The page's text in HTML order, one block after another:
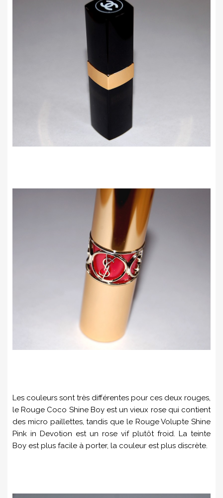
Les couleurs sont très différentes pour ces deux rouges,
le Rouge Coco Shine Boy est un vieux rose qui contient
des micro paillettes, tandis que le Rouge Volupte Shine
Pink in Devotion est un rose vif plutôt froid. La teinte
Boy est plus facile à porter, la couleur est plus discrète.